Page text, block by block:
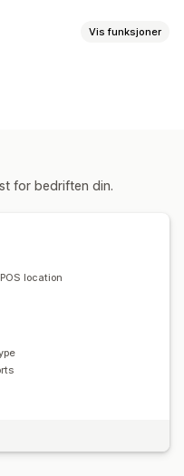
Vis funksjoner
oppdateringer
for bedriften din.
location